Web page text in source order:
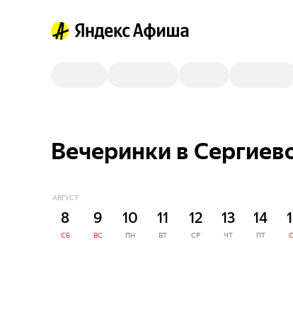
Вечеринки в
АВГУСТ
8
СБ
9
ВС
10
ПН
11
ВТ
12
СР
13
ЧТ
14
ПТ